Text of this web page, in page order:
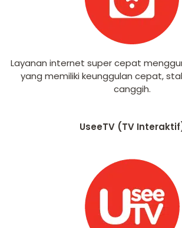
Layanan internet super cepat
yang memiliki keunggulan cepat,
canggih.
UseeTV (TV